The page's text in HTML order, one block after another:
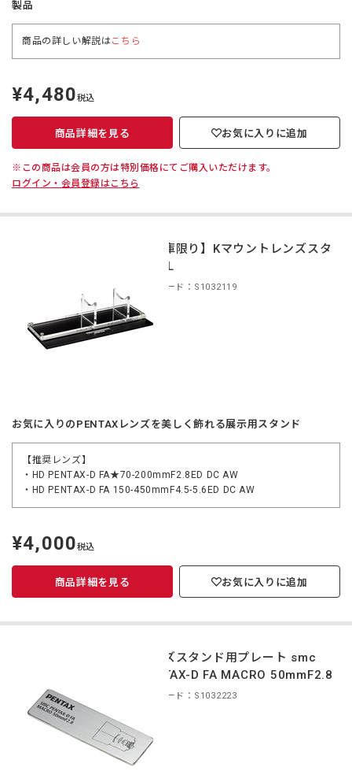
製品
商品の詳しい解説はこちら
定
価
¥4,480税込
商品詳細を見る お気に入りに追加
※この商品は会員の方は特別価格にてご購入いただけます。
ログイン・会員登録はこちら
【在庫限り】Kマウントレンズスタ
ンド L
商品コード：S1032119
お気に入りのPENTAXレンズを美しく飾れる展示用スタンド
【推奨レンズ】
・HD PENTAX-D FA★70-200mmF2.8ED DC AW
・HD PENTAX-D FA 150-450mmF4.5-5.6ED DC AW
定
価
¥4,000税込
商品詳細を見る お気に入りに追加
レンズスタンド用プレート smc
PENTAX-D FA MACRO 50mmF2.8
商品コード：S1032223